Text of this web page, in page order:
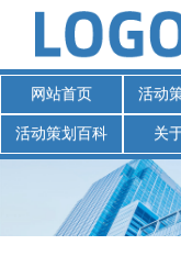
网站首页 活动
活动策划百科 关